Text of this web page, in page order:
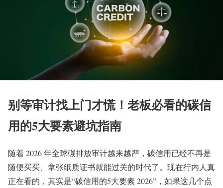
别等审计找上门才慌！老板必看的碳信
用的5大要素避坑指南
随着 2026 年全球碳排放审计越来越严，碳信用已经不再是
随便买买、拿张纸质证书就能过关的时代了。现在行内人真
正在看的，其实是“碳信用的5大要素 2026”，如果这几个点